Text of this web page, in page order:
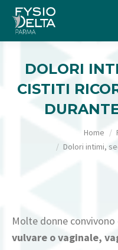
DOLORI
CISTITI
Home
Dolori intimi,
Molte donne
vulvare o vaginale,